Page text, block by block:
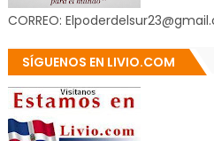
CORREO:
SÍGUENOS EN LIVIO.COM